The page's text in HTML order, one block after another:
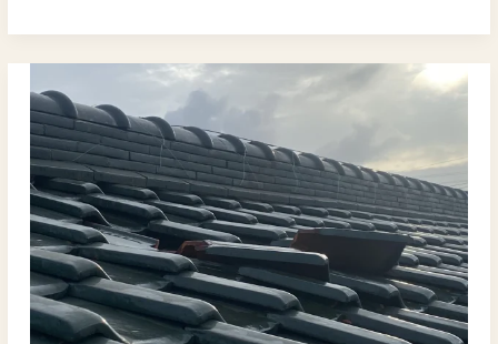
期
メ
ン
テ
ナ
ン
ス
の
重
要